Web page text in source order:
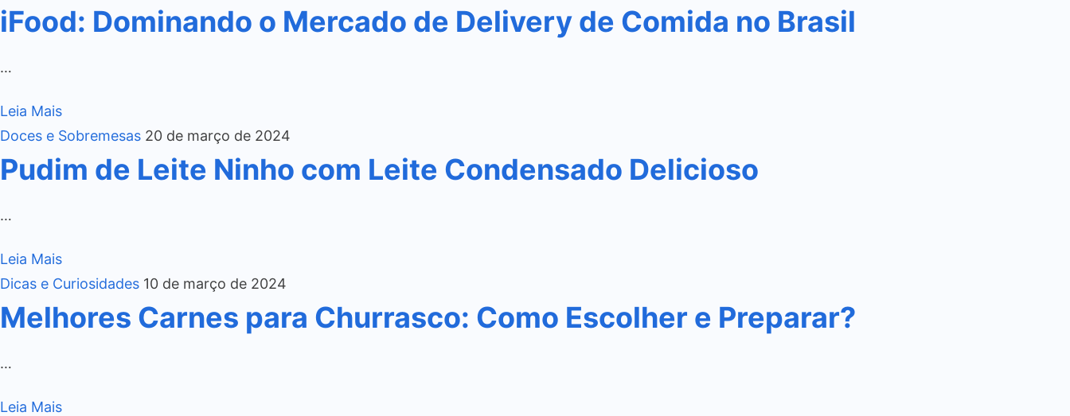
iFood: Dominando o Mercado de Delivery de Comida no Brasil
…
Leia Mais
Doces e Sobremesas 20 de março de 2024
Pudim de Leite Ninho com Leite Condensado Delicioso
…
Leia Mais
Dicas e Curiosidades 10 de março de 2024
Melhores Carnes para Churrasco: Como Escolher e Preparar?
…
Leia Mais